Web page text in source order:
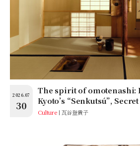
2026.07
30
The spirit of omotenashi:
Kyoto’s “Senkutsú”,
Culture 瓦谷登貴子